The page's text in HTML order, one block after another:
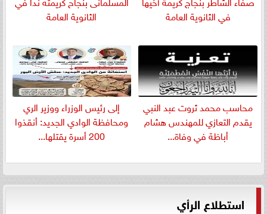
في الثانوية العامة
الثانوية العامة
​محاسب محمد ثروت عبد النبي
يقدم التعازي للمهندس هشام
أباظة في وفاة...
إلى رئيس الوزراء ووزير الري
ومحافظة الوادي الجديد: أنقذوا
200 أسرة يقتلها...
استطلاع الرأي